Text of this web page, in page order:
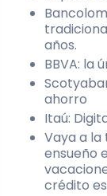
años.
BBVA: la
ahorro
Itaú:
Vaya a
ensueño
crédito